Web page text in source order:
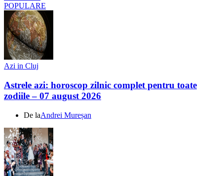
POPULARE
Azi in Cluj
Astrele azi: horoscop zilnic complet pentru toate
zodiile – 07 august 2026
De laAndrei Mureșan